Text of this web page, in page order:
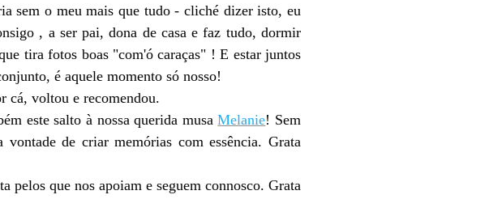
sem o meu mais que tudo - cliché dizer isto, eu
, a ser pai, dona de casa e faz tudo, dormir
tira fotos boas "com'ó caraças" ! E estar juntos
é aquele momento só nosso!
cá, voltou e recomendou.
este salto à nossa querida musaMelanie! Sem
de criar memórias com essência. Grata
pelos que nos apoiam e seguem connosco. Grata